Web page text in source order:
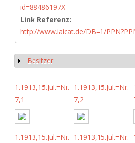
id=88486197X
Link Referenz:
http://www.iaicat.de/DB=1/
Show
Besitzer
1.1913,15.Jul.=Nr.
7,1
1.1913,15.Jul.=Nr.
7,2
1.1913,15.Jul.=Nr. 1.1913,15.Jul.=Nr.